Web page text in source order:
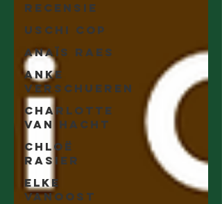
Recensie
Uschi Cop
Anaïs Raes
Anke
Verschueren
Charlotte
Van Hacht
Chloë
Rasier
Elke
Vanoost